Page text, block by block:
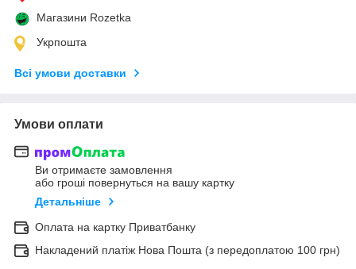
Магазини Rozetka
Укрпошта
Всі умови доставки
Умови оплати
Ви отримаєте замовлення
або гроші повернуться на вашу картку
Детальніше
Оплата на картку Приватбанку
Накладений платіж Нова Пошта (з передоплатою 100 грн)